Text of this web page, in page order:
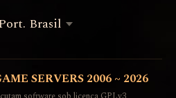
Brasil
SERVERS 2006 ~ 2026